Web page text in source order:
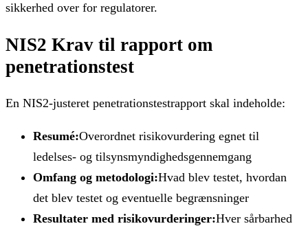
sikkerhed over for regulatorer.
NIS2 Krav til rapport om
penetrationstest
En NIS2-justeret penetrationstestrapport skal indeholde:
Resumé:Overordnet risikovurdering egnet til
ledelses- og tilsynsmyndighedsgennemgang
Omfang og metodologi:Hvad blev testet, hvordan
det blev testet og eventuelle begrænsninger
Resultater med risikovurderinger:Hver sårbarhed